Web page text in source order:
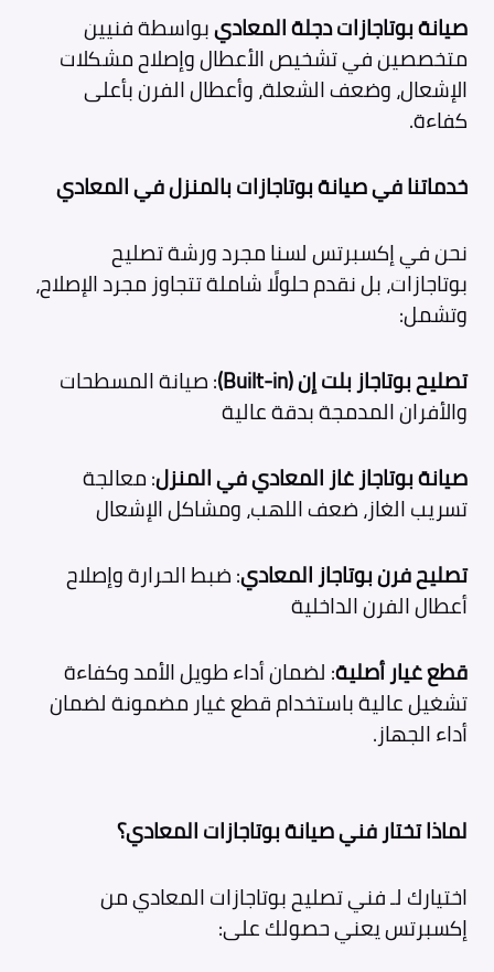
صيانة بوتاجازات دجلة المعاديبواسطة فنيين
متخصصين في تشخيص الأعطال وإصلاح مشكلات
الإشعال، وضعف الشعلة، وأعطال الفرن بأعلى
كفاءة.
خدماتنا في صيانة بوتاجازات بالمنزل في المعادي
نحن في إكسبرتس لسنا مجرد ورشة تصليح
بوتاجازات، بل نقدم حلولًا شاملة تتجاوز مجرد الإصلاح،
وتشمل:
تصليح بوتاجاز بلت إن (Built-in)
: صيانة المسطحات
والأفران المدمجة بدقة عالية
صيانة بوتاجاز غاز المعادي في المنزل: معالجة
تسريب الغاز، ضعف اللهب، ومشاكل الإشعال
تصليح فرن بوتاجاز المعادي: ضبط الحرارة وإصلاح
أعطال الفرن الداخلية
قطع غيار أصلية: لضمان أداء طويل الأمد وكفاءة
تشغيل عالية باستخدام قطع غيار مضمونة لضمان
أداء الجهاز.
لماذا تختار فني صيانة بوتاجازات المعادي؟
اختيارك لـ فني تصليح بوتاجازات المعادي من
إكسبرتس يعني حصولك على: